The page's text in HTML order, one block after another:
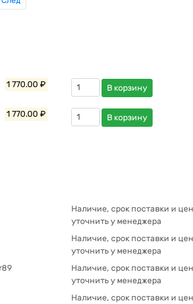
1 770.00 ₽ В корзину
1 770.00 ₽ В корзину
Наличие, срок поставки и
уточнить у менеджера
Наличие, срок поставки и
уточнить у менеджера
Наличие, срок поставки и
уточнить у менеджера
Наличие, срок поставки и